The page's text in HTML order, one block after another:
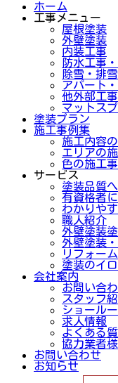
ホーム
工事メニュー
屋根塗装
外壁塗装
内装工事
防水工事
除雪・排雪
アパート
他外部工事
マットス
塗装プラン
施工事例集
施工内容
エリアの
色の施工
サービス
塗装品質
有資格者
わかりや
職人紹介
外壁塗装
外壁塗装
リフォー
塗装のイ
会社案内
お問い合
スタッフ
ショール
求人情報
よくある
協力業者
お問い合わせ
お知らせ